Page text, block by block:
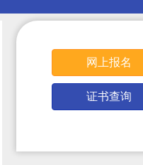
网上报名
证书查询